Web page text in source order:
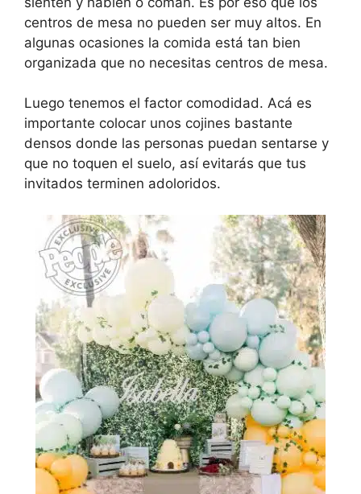
centros de mesa no pueden ser muy altos. En
algunas ocasiones la comida está tan bien
organizada que no necesitas centros de mesa.
Luego tenemos el factor comodidad. Acá es
importante colocar unos cojines bastante
densos donde las personas puedan sentarse y
que no toquen el suelo, así evitarás que tus
invitados terminen adoloridos.